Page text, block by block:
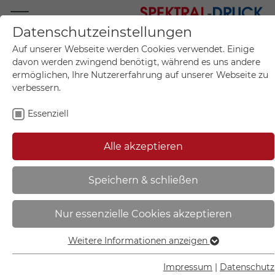
Mo.-Fr. 09:00-17:00
+49 (0)711 55 75 25
Mein Konto
Mein Warenkorb
Sie sind hier:
Sortiment
Maschinenkennzeichnung
Drehrichtungspfeile
Datenschutzeinstellungen
Auf unserer Webseite werden Cookies verwendet. Einige
davon werden zwingend benötigt, während es uns andere
ermöglichen, Ihre Nutzererfahrung auf unserer Webseite zu
verbessern.
Essenziell
Alle akzeptieren
Speichern & schließen
Nur essenzielle Cookies akzeptieren
Essenziell
Essenzielle Cookies werden für grundlegende Funktionen
Weitere Informationen anzeigen
Impressum Datenschutz